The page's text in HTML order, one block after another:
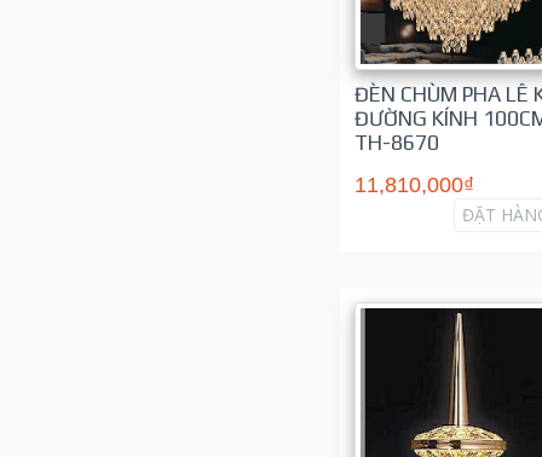
ĐÈN CHÙM PHA LÊ
ĐƯỜNG KÍNH
TH-8670
11,810,000₫
ĐẶT